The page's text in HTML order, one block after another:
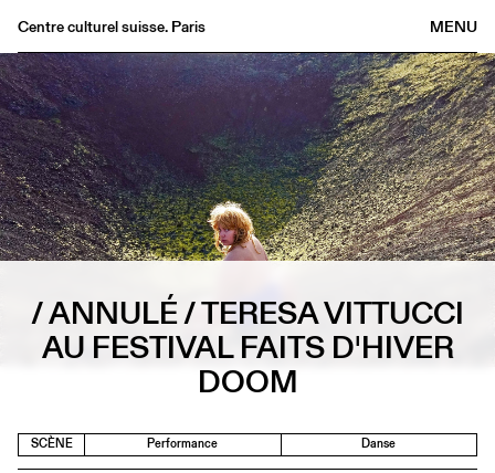
MENU
Centre culturel suisse. Paris
Agenda
Librairie
Buvette
Archives
Médiathèque
Éditions
FR/ EN
/ ANNULÉ / TERESA VITTUCCI
AU FESTIVAL FAITS D'HIVER
DOOM
SCÈNE Performance Danse